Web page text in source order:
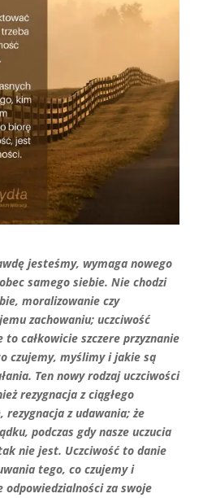
jesteśmy, wymaga nowego
samego siebie. Nie chodzi
moralizowanie czy
zachowaniu; uczciwość
to całkowicie szczere przyznanie
czujemy, myślimy i jakie są
Ten nowy rodzaj uczciwości
rezygnacja z ciągłego
z udawania; że
podczas gdy nasze uczucia
nie jest. Uczciwość to danie
tego, co czujemy i
odpowiedzialności za swoje